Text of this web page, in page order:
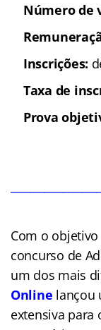
Número de
Inscrições:
Taxa de
Prova
Com o
concurso de
um dos mais
Online lançou
extensiva para